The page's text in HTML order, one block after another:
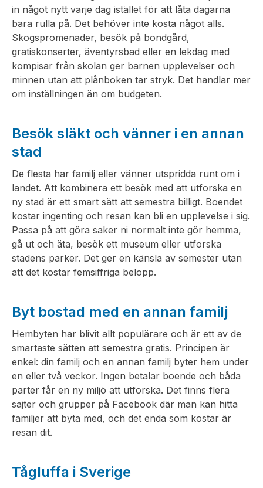
in något nytt varje dag istället för att låta dagarna
bara rulla på. Det behöver inte kosta något alls.
Skogspromenader, besök på bondgård,
gratiskonserter, äventyrsbad eller en lekdag med
kompisar från skolan ger barnen upplevelser och
minnen utan att plånboken tar stryk. Det handlar mer
om inställningen än om budgeten.
Besök släkt och vänner i en annan
stad
De flesta har familj eller vänner utspridda runt om i
landet. Att kombinera ett besök med att utforska en
ny stad är ett smart sätt att semestra billigt. Boendet
kostar ingenting och resan kan bli en upplevelse i sig.
Passa på att göra saker ni normalt inte gör hemma,
gå ut och äta, besök ett museum eller utforska
stadens parker. Det ger en känsla av semester utan
att det kostar femsiffriga belopp.
Byt bostad med en annan familj
Hembyten har blivit allt populärare och är ett av de
smartaste sätten att semestra gratis. Principen är
enkel: din familj och en annan familj byter hem under
en eller två veckor. Ingen betalar boende och båda
parter får en ny miljö att utforska. Det finns flera
sajter och grupper på Facebook där man kan hitta
familjer att byta med, och det enda som kostar är
resan dit.
Tågluffa i Sverige